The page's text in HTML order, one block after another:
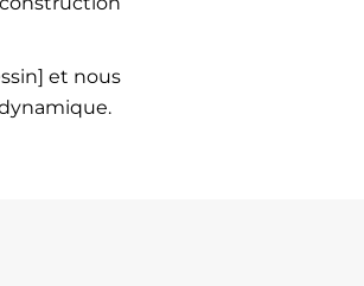
et nous